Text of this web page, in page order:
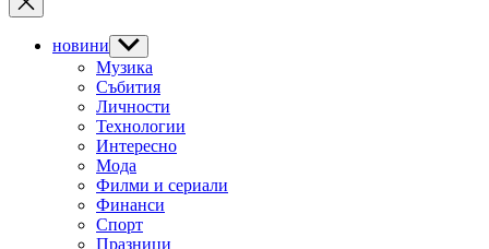
новини Show
sub
menu
Музика
Събития
Личности
Технологии
Интересно
Мода
Филми и сериали
Финанси
Спорт
Празници